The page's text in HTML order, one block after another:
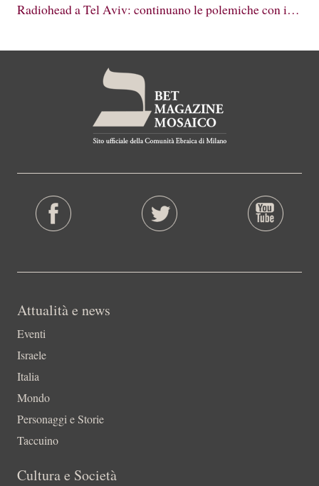
Radiohead a Tel Aviv: continuano le polemiche con i…
Attualità e news
Eventi
Israele
Italia
Mondo
Personaggi e Storie
Taccuino
Cultura e Società